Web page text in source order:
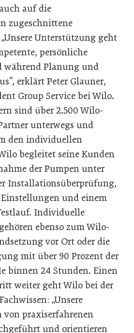
auf die
zugeschnittene
Unterstützung geht
persönliche
während Planung und
erklärt Peter Glauner,
Group Service bei Wilo.
sind über 2.500 Wilo-
unterwegs und
den individuellen
begleitet seine Kunden
der Pumpen unter
Installationsüberprüfung,
und einem
Individuelle
ebenso zum Wilo-
vor Ort oder die
mit über 90 Prozent der
binnen 24 Stunden. Einen
weiter geht Wilo bei der
„Unsere
von praxiserfahrenen
und orientieren